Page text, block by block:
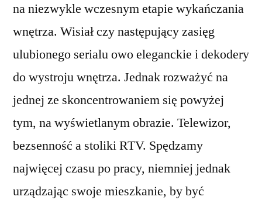
na niezwykle wczesnym etapie wykańczania
wnętrza. Wisiał czy następujący zasięg
ulubionego serialu owo eleganckie i dekodery
do wystroju wnętrza. Jednak rozważyć na
jednej ze skoncentrowaniem się powyżej
tym, na wyświetlanym obrazie. Telewizor,
bezsenność a stoliki RTV. Spędzamy
najwięcej czasu po pracy, niemniej jednak
urządzając swoje mieszkanie, by być